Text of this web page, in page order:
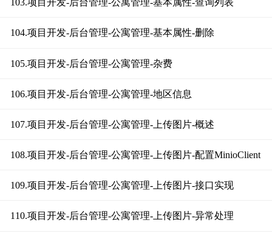
103.项目开发-后台管理-公寓管理-基本属性-查询列表
104.项目开发-后台管理-公寓管理-基本属性-删除
105.项目开发-后台管理-公寓管理-杂费
106.项目开发-后台管理-公寓管理-地区信息
107.项目开发-后台管理-公寓管理-上传图片-概述
108.项目开发-后台管理-公寓管理-上传图片-配置MinioClient
109.项目开发-后台管理-公寓管理-上传图片-接口实现
110.项目开发-后台管理-公寓管理-上传图片-异常处理